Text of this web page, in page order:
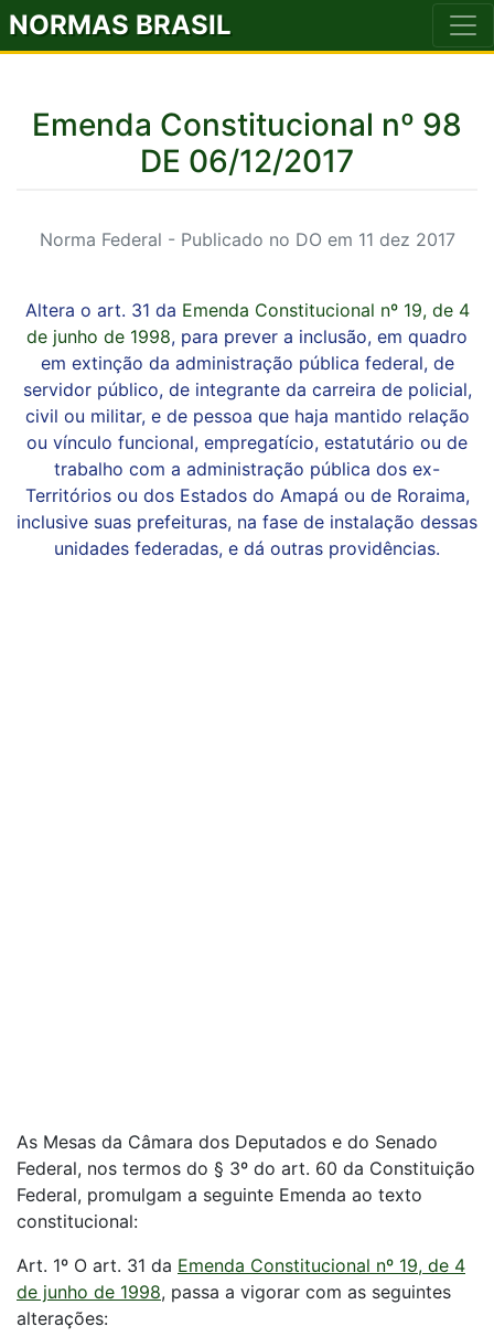
NORMAS BRASIL
Emenda Constitucional nº 98
DE 06/12/2017
Norma Federal - Publicado no DO em 11 dez 2017
Altera o art. 31 da Emenda Constitucional nº 19, de 4
de junho de 1998, para prever a inclusão, em quadro
em extinção da administração pública federal, de
servidor público, de integrante da carreira de policial,
civil ou militar, e de pessoa que haja mantido relação
ou vínculo funcional, empregatício, estatutário ou de
trabalho com a administração pública dos ex-
Territórios ou dos Estados do Amapá ou de Roraima,
inclusive suas prefeituras, na fase de instalação dessas
unidades federadas, e dá outras providências.
As Mesas da Câmara dos Deputados e do Senado
Federal, nos termos do § 3º do art. 60 da Constituição
Federal, promulgam a seguinte Emenda ao texto
constitucional:
Art. 1º O art. 31 da Emenda Constitucional nº 19, de 4
de junho de 1998, passa a vigorar com as seguintes
alterações: